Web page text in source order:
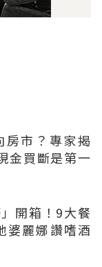
房市？專家揭
金買斷是第一
開箱！9大餐
婆麗娜讚嗜酒